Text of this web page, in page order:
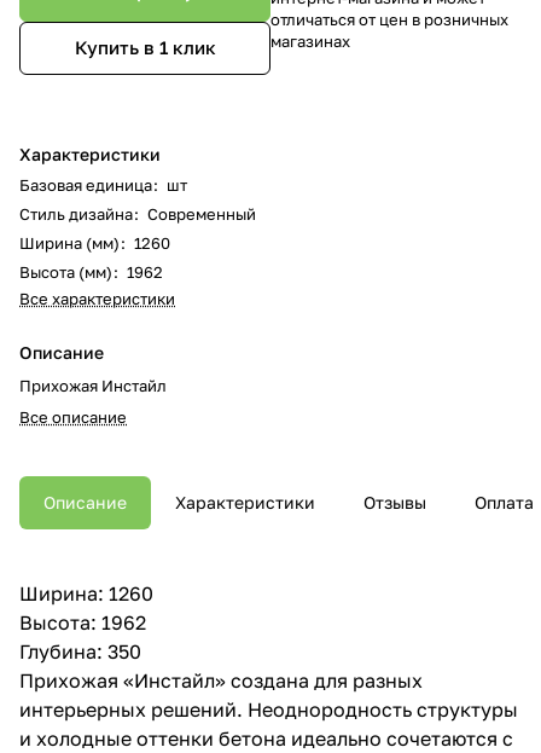
Купить в 1 клик
Характеристики
Базовая единица: шт
Стиль дизайна: Современный
Ширина (мм): 1260
Высота (мм): 1962
Все характеристики
Описание
Прихожая Инстайл
Все описание
отличаться от цен в розничных
магазинах
Описание Характеристики Отзывы Оплата
Ширина: 1260
Высота: 1962
Глубина: 350
Прихожая «Инстайл» создана для разных
интерьерных решений. Неоднородность структуры
и холодные оттенки бетона идеально сочетаются с